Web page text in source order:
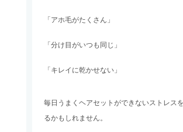
「アホ毛がたくさん」
「分け目がいつも同じ」
「キレイに乾かせない」
毎日うまくヘアセットができないストレス
るかもしれません。